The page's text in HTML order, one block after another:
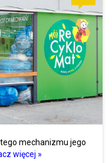
mechanizmu jego
więcej »